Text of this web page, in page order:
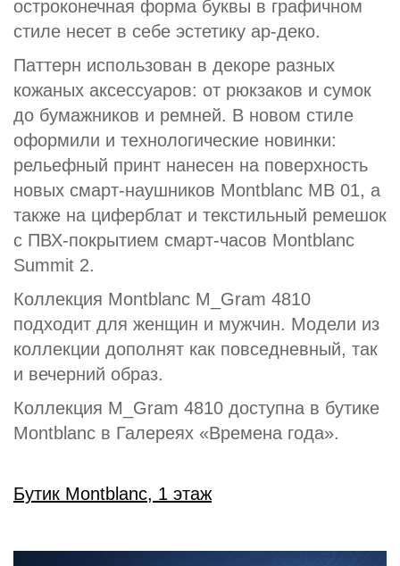
остроконечная форма буквы в графичном
стиле несет в себе эстетику ар-деко.
Паттерн использован в декоре разных
кожаных аксессуаров: от рюкзаков и сумок
до бумажников и ремней. В новом стиле
оформили и технологические новинки:
рельефный принт нанесен на поверхность
новых смарт-наушников Montblanc MB 01, а
также на циферблат и текстильный ремешок
с ПВХ-покрытием смарт-часов Montblanc
Summit 2.
Коллекция Montblanc M_Gram 4810
подходит для женщин и мужчин. Модели из
коллекции дополнят как повседневный, так
и вечерний образ.
Коллекция M_Gram 4810 доступна в бутике
Montblanc в Галереях «Времена года».
Бутик Montblanc, 1 этаж